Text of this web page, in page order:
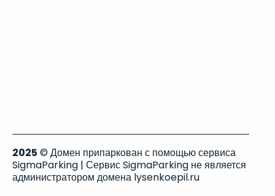
2025 © Домен припаркован с помощью сервиса
SigmaParking | Сервис SigmaParking не является
администратором домена lysenkoepil.ru